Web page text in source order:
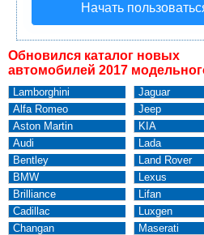
Начать
Обновился каталог новых
автомобилей 2017
Lamborghini
Alfa Romeo
Aston Martin
Audi
Bentley
BMW
Brilliance
Cadillac
Changan
Jaguar
Jeep
KIA
Lada
Land Rover
Lexus
Lifan
Luxgen
Maserati